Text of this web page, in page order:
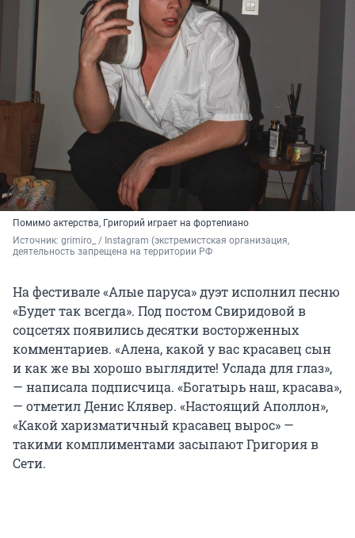
Помимо актерства, Григорий играет на фортепиано
Источник: grimiro_ / Instagram (экстремистская организация,
деятельность запрещена на территории РФ
На фестивале «Алые паруса» дуэт исполнил песню
«Будет так всегда». Под постом Свиридовой в
соцсетях появились десятки восторженных
комментариев. «Алена, какой у вас красавец сын
и как же вы хорошо выглядите! Услада для глаз»,
— написала подписчица. «Богатырь наш, красава»,
— отметил Денис Клявер. «Настоящий Аполлон»,
«Какой харизматичный красавец вырос» —
такими комплиментами засыпают Григория в
Сети.